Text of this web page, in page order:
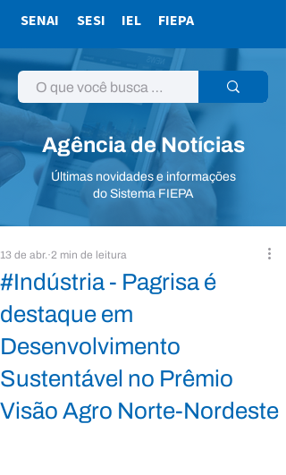
SENAI SESI IEL FIEPA
Agência de Notícias
Últimas novidades e informações
do Sistema FIEPA
#Indústria - Pagrisa é
destaque em
Desenvolvimento
Sustentável no Prêmio
Visão Agro Norte-Nordeste
13 de abr. 2 min de leitura